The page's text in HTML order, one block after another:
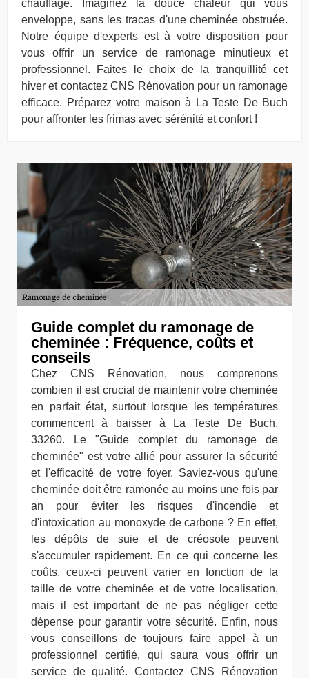
chauffage. Imaginez la douce chaleur qui vous
enveloppe, sans les tracas d'une cheminée obstruée.
Notre équipe d'experts est à votre disposition pour
vous offrir un service de ramonage minutieux et
professionnel. Faites le choix de la tranquillité cet
hiver et contactez CNS Rénovation pour un ramonage
efficace. Préparez votre maison à La Teste De Buch
pour affronter les frimas avec sérénité et confort !
Guide complet du ramonage de
cheminée : Fréquence, coûts et
conseils
Chez CNS Rénovation, nous comprenons
combien il est crucial de maintenir votre cheminée
en parfait état, surtout lorsque les températures
commencent à baisser à La Teste De Buch,
33260. Le "Guide complet du ramonage de
cheminée" est votre allié pour assurer la sécurité
et l'efficacité de votre foyer. Saviez-vous qu'une
cheminée doit être ramonée au moins une fois par
an pour éviter les risques d'incendie et
d'intoxication au monoxyde de carbone ? En effet,
les dépôts de suie et de créosote peuvent
s'accumuler rapidement. En ce qui concerne les
coûts, ceux-ci peuvent varier en fonction de la
taille de votre cheminée et de votre localisation,
mais il est important de ne pas négliger cette
dépense pour garantir votre sécurité. Enfin, nous
vous conseillons de toujours faire appel à un
professionnel certifié, qui saura vous offrir un
service de qualité. Contactez CNS Rénovation